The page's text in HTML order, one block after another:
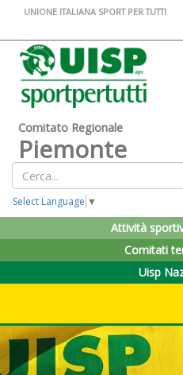
UNIONE ITALIANA SPORT PER TUTTI
Comitato Regionale
Piemonte
Select Language ▼
Attività
Comitati
Uisp